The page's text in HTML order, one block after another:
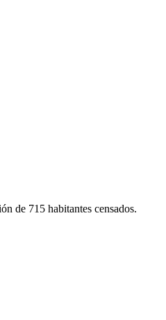
de 715 habitantes censados.